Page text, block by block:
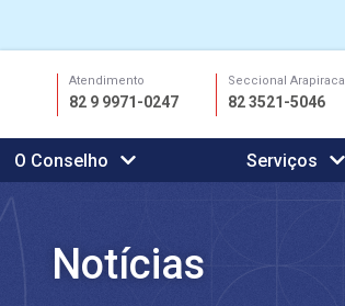
conteúdo
Atendimento
82 9 9971-0247
Seccional Arapiraca
82 3521-5046
O Conselho Serviços
Notícias